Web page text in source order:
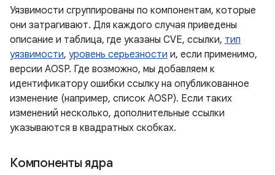
Уязвимости сгруппированы по компонентам, которые
они затрагивают. Для каждого случая приведены
описание и таблица, где указаны CVE, ссылки, тип
уязвимости, уровень серьезности и, если применимо,
версии AOSP. Где возможно, мы добавляем к
идентификатору ошибки ссылку на опубликованное
изменение (например, список AOSP). Если таких
изменений несколько, дополнительные ссылки
указываются в квадратных скобках.
Компоненты ядра